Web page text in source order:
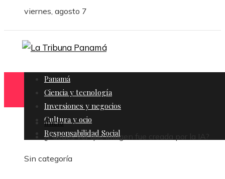
viernes, agosto 7
Panamá
Ciencia y tecnología
Inversiones y negocios
Cultura y ocio
Responsabilidad Social
Inicio
¿Puedes ver qué imagen fue creada por la IA?
Sin categoría